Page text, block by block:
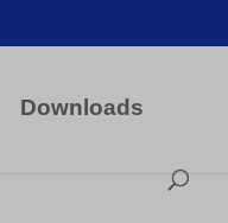
Downloads